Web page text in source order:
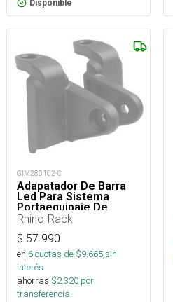
Disponible
GIM280102-C
Adapatador De Barra
Led Para Sistema
Portaequipaje De
Montaje Stow It
Rhino-Rack
$ 57.990
en 6cuotas de $9.665sin
interés
ahorras $2.320 por
transferencia.